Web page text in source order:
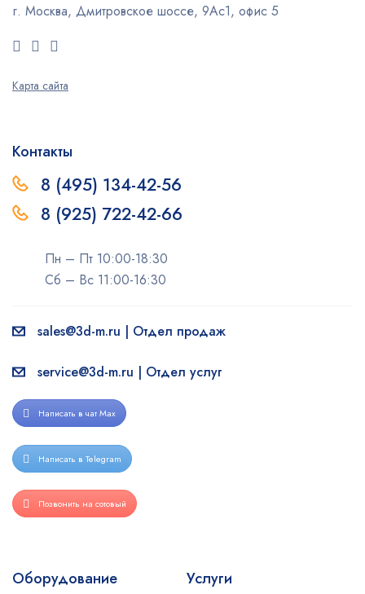
г. Москва, Дмитровское шоссе, 9Ас1, офис 5
Карта сайта
Контакты
8 (495) 134-42-56
8 (925) 722-42-66
Пн – Пт 10:00-18:30
Сб – Вс 11:00-16:30
sales@3d-m.ru | Отдел продаж
service@3d-m.ru | Отдел услуг
Написать в чат Max
Написать в Telegram
Позвонить на сотовый
Оборудование Услуги